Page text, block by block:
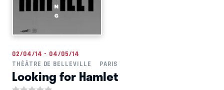
02/04/14 - 04/05/14
THÉÂTRE DE BELLEVILLE
PARIS
Looking for Hamlet